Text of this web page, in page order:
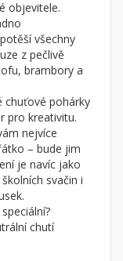
objevitele.
všechny
z pečlivě
brambory a
chuťové pohárky
pro kreativitu.
nejvíce
– bude jim
je navíc jako
svačin i
chutí